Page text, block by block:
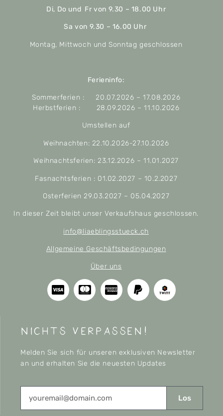
Di, Do und Fr von 9.30 – 18.00 Uhr
Sa von 9.30 – 16.00 Uhr
Montag, Mittwoch und Sonntag geschlossen
Ferieninfo:
Sommerferien : 20.07.2026 – 17.08.2026
Herbstferien : 28.09.2026 – 11.10.2026
Umstellen auf
Weihnachten: 22.10.2026-27.10.2026
Weihnachtsferien: 23.12.2026 – 11.01.2027
Fasnachtsferien : 01.02.2027 – 10.2.2027
Osterferien 29.03.2027 – 05.04.2027
In dieser Zeit bleibt unser Verkaufshaus geschlossen.
info@liaeblingsstueck.ch
Allgemeine Geschäftsbedingungen
Über uns
nichts verpassen!
Melden Sie sich für unseren exklusiven Newsletter
an und erhalten Sie die neuesten Updates
Los